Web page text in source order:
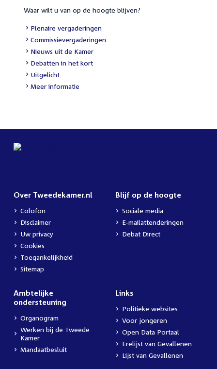
Waar wilt u van op de hoogte blijven?
Plenaire vergaderingen
Commissievergaderingen
Nieuws uit de Kamer
Debatten in het kort
Uitgelicht
Meer informatie
Over Tweedekamer.nl
Colofon
Disclaimer
Uw privacy
Cookies
Toegankelijkheid
Sitemap
Blijf op de hoogte
Sociale media
E-mailattenderingen
Debat Direct
Ambtelijke
ondersteuning
Organogram
Werken bij de Tweede
Kamer
Mandaatbesluit
Links
Politieke websites
Voor jongeren
Open Data Portaal
Erelijst van Gevallenen
Lijst van Gevallenen